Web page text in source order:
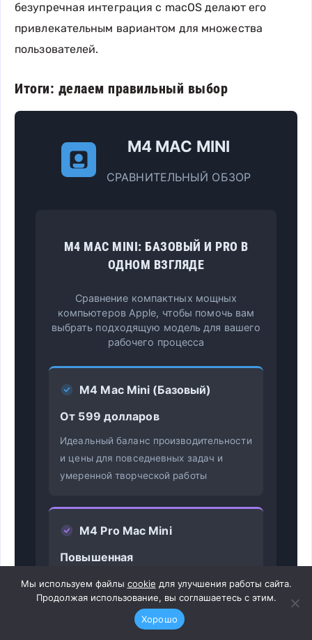
безупречная интеграция с macOS делают его
привлекательным вариантом для множества
пользователей.
Итоги: делаем правильный выбор
M4 MAC MINI
СРАВНИТЕЛЬНЫЙ ОБЗОР
M4 MAC MINI: БАЗОВЫЙ И PRO В
ОДНОМ ВЗГЛЯДЕ
Сравнение компактных мощных
компьютеров Apple, чтобы помочь вам
выбрать подходящую модель для вашего
рабочего процесса
M4 Mac Mini (Базовый)
От 599 долларов
Идеальный баланс производительности
и цены для повседневных задач и
умеренной творческой работы
M4 Pro Mac Mini
Повышенная
производительность
Улучшенная вычислительная мощность
для требовательных творческих
Мы используем файлы cookie для улучшения работы сайта.
Продолжая использование, вы соглашаетесь с этим.
Хорошо